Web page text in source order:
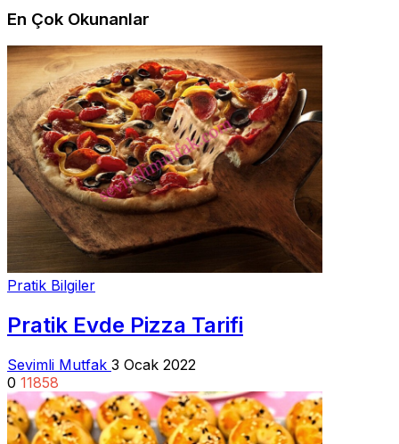
En Çok Okunanlar
Pratik Bilgiler
Pratik Evde Pizza Tarifi
Sevimli Mutfak 3 Ocak 2022
0 11858